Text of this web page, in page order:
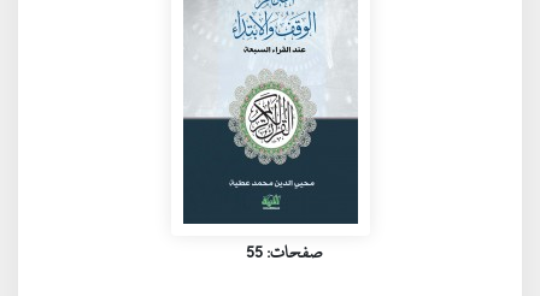
صفحات: 55